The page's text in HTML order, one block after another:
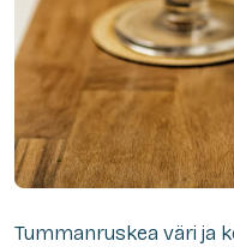
Tummanruskea väri ja